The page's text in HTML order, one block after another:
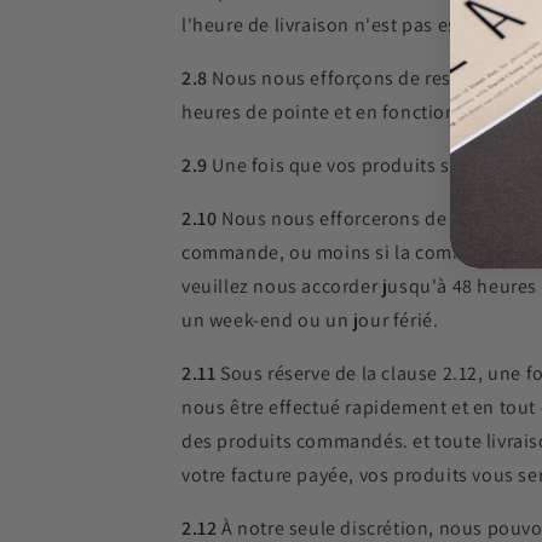
l'heure de livraison n'est pas essentielle.
2.8 Nous nous efforçons de respecter
heures de pointe et en fonction du
2.9 Une fois que vos produits seront
2.10 Nous nous efforcerons de
commande, ou moins si la commande
veuillez nous accorder jusqu'à 48
un week-end ou un jour férié.
2.11 Sous réserve de la clause 2.12, une
nous être effectué rapidement et en
des produits commandés. et toute
votre facture payée, vos produits vous
2.12À notre seule discrétion, nous